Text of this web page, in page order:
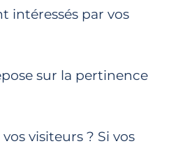
intéressés par vos
sur la pertinence
visiteurs ? Si vos